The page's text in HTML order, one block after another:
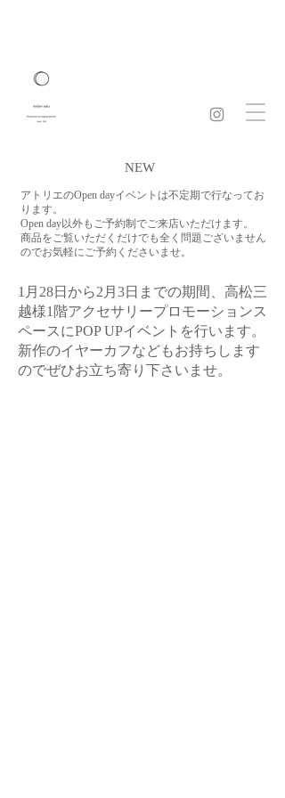
​NEW
アトリエのOpen dayイベントは不定期で行なってお
ります。
Open day以外もご予約制でご来店いただけます。
​商品をご覧いただくだけでも全く問題ございません
のでお気軽にご予約くださいませ。
1月28日から2月3日までの期間、高松三
越様1階アクセサリープロモーションス
ペースにPOP UPイベントを行います。
新作のイヤーカフなどもお持ちします
のでぜひお立ち寄り下さいませ。